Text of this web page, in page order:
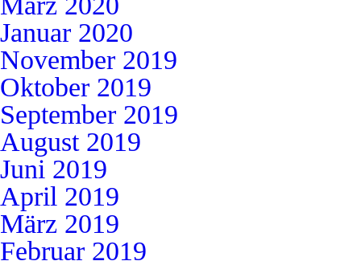
Januar 2020
November 2019
Oktober 2019
September 2019
August 2019
Juni 2019
April 2019
März 2019
Februar 2019